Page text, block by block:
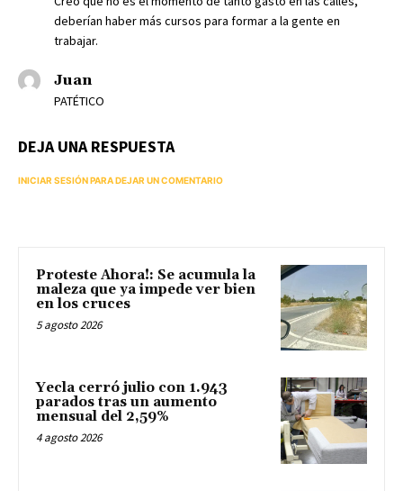
deberían haber más cursos para formar a la gente en
trabajar.
Juan
PATÉTICO
DEJA UNA RESPUESTA
INICIAR SESIÓN PARA DEJAR UN COMENTARIO
Proteste Ahora!: Se acumula la
maleza que ya impede ver bien
en los cruces
5 agosto 2026
Yecla cerró julio con 1.943
parados tras un aumento
mensual del 2,59%
4 agosto 2026